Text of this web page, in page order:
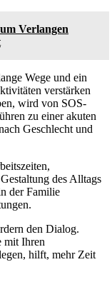
Verlangen
Wege und ein
verstärken
wird von SOS-
zu einer akuten
Geschlecht und
des Alltags
der Familie
den Dialog.
mit Ihren
hilft, mehr Zeit